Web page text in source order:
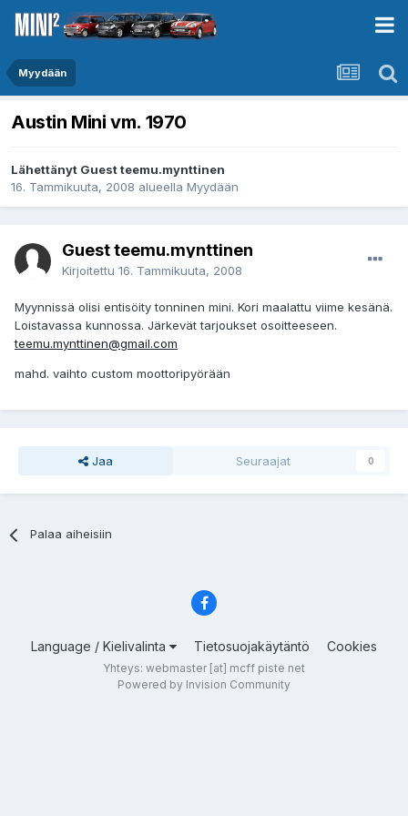
Myydään
Austin Mini vm. 1970
Lähettänyt Guest teemu.mynttinen
16. Tammikuuta, 2008 alueella Myydään
Guest teemu.mynttinen
Kirjoitettu 16. Tammikuuta, 2008
Myynnissä olisi entisöity tonninen mini. Kori maalattu viime kesänä.
Loistavassa kunnossa. Järkevät tarjoukset osoitteeseen.
teemu.mynttinen@gmail.com
mahd. vaihto custom moottoripyörään
Jaa Seuraajat 0
Palaa aiheisiin
Language / Kielivalinta Tietosuojakäytäntö Cookies
Yhteys: webmaster [at] mcff piste net
Powered by Invision Community